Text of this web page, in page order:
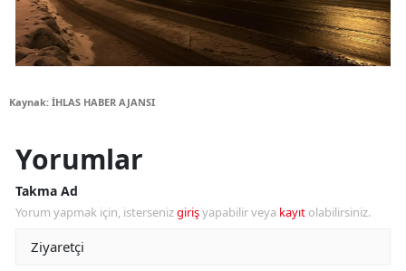
Kaynak: İHLAS HABER AJANSI
Yorumlar
Takma Ad
Yorum yapmak için, istersenizgirişyapabilir veya kayıt olabilirsiniz.